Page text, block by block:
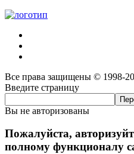
Все права защищены © 1998-
Введите страницу
Вы не авторизованы
Пожалуйста,
полному функционалу